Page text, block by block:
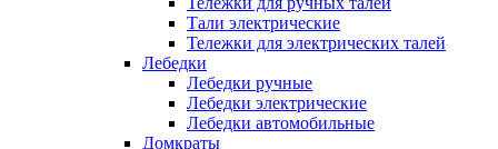
Тали электрические
Тележки для электрических талей
Лебедки
Лебедки ручные
Лебедки электрические
Лебедки автомобильные
Домкраты